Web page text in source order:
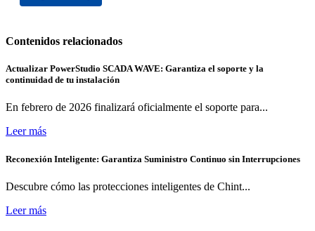
Contenidos relacionados
Actualizar PowerStudio SCADA WAVE: Garantiza el soporte y la
continuidad de tu instalación
En febrero de 2026 finalizará oficialmente el soporte para...
Leer más
Reconexión Inteligente: Garantiza Suministro Continuo sin Interrupciones
Descubre cómo las protecciones inteligentes de Chint...
Leer más